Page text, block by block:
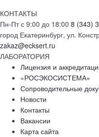
КОНТАКТЫ
Пн-Пт с 9:00 до 18:00 8 (343)
город Екатеринбург, ул.
zakaz@ecksert.ru
ЛАБОРАТОРИЯ
Лицензия и
«РОСЭКОСИСТЕМА»
Сопроводительные
Новости
Контакты
Вакансии
Карта сайта